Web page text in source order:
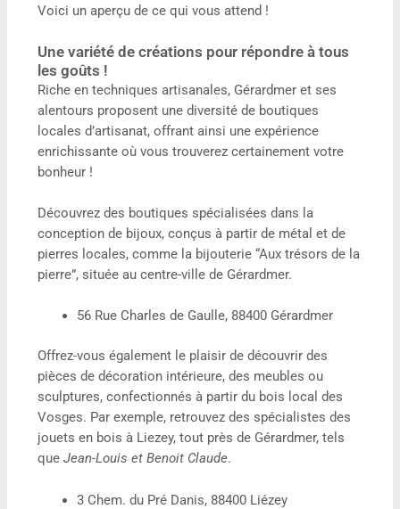
Voici un aperçu de ce qui vous attend !
Une variété de créations pour répondre à tous
les goûts !
Riche en techniques artisanales, Gérardmer et ses
alentours proposent une diversité de boutiques
locales d’artisanat, offrant ainsi une expérience
enrichissante où vous trouverez certainement votre
bonheur !
Découvrez des boutiques spécialisées dans la
conception de bijoux, conçus à partir de métal et de
pierres locales, comme la bijouterie “Aux trésors de la
pierre”, située au centre-ville de Gérardmer.
56 Rue Charles de Gaulle, 88400 Gérardmer
Offrez-vous également le plaisir de découvrir des
pièces de décoration intérieure, des meubles ou
sculptures, confectionnés à partir du bois local des
Vosges. Par exemple, retrouvez des spécialistes des
jouets en bois à Liezey, tout près de Gérardmer, tels
queJean-Louis et Benoit Claude.
3 Chem. du Pré Danis, 88400 Liézey